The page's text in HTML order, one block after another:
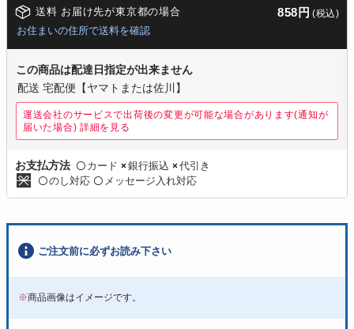
送料 お届け先が東京都の場合 858円 (税込)
お住まいの住所で送料を確認
この商品は配達日指定が出来ません
配送 宅配便【ヤマトまたは佐川】
運送会社のサービスで出荷後の変更が可能な場合があります(通知が
届いた場合) 詳細を見る
お支払方法 〇 カード ×銀行振込 ×代引き
〇のし対応 〇 メッセージ入れ対応
ご注文前に必ずお読み下さい
※商品画像はイメージです。